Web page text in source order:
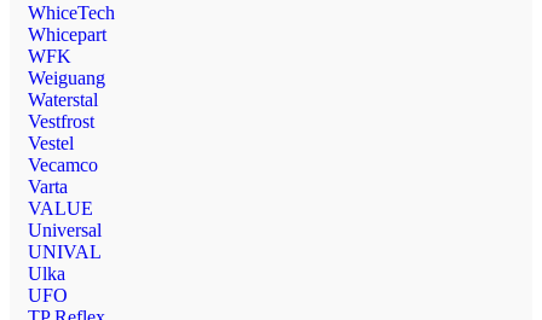
WhiceTech
Whicepart
WFK
Weiguang
Waterstal
Vestfrost
Vestel
Vecamco
Varta
VALUE
Universal
UNIVAL
Ulka
UFO